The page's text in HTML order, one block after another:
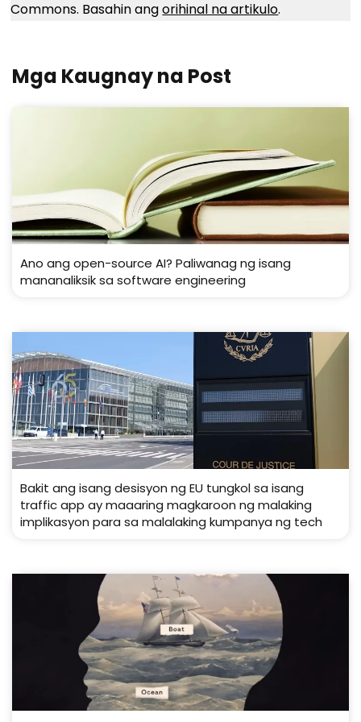
Commons. Basahin angorihinal na artikulo.
Mga Kaugnay na Post
Ano ang open-source AI? Paliwanag ng isang
mananaliksik sa software engineering
Bakit ang isang desisyon ng EU tungkol sa isang
traffic app ay maaaring magkaroon ng malaking
implikasyon para sa malalaking kumpanya ng tech